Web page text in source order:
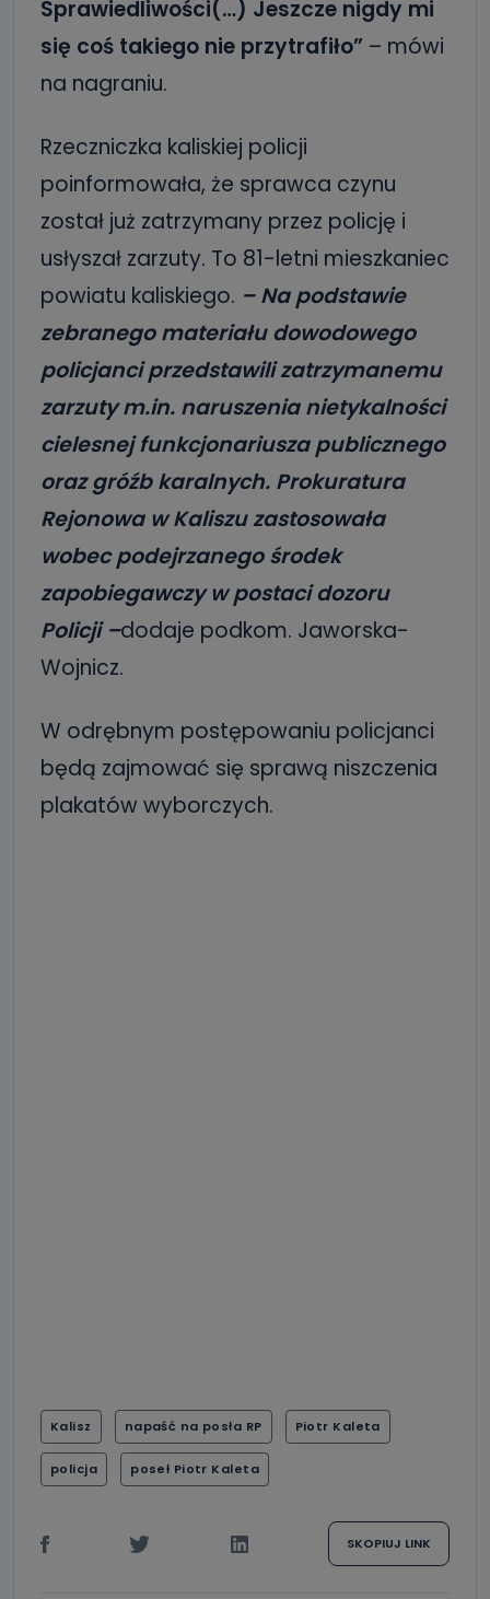
Sprawiedliwości(…) Jeszcze nigdy mi
się coś takiego nie przytrafiło” – mówi
na nagraniu.
Rzeczniczka kaliskiej policji
poinformowała, że sprawca czynu
został już zatrzymany przez policję i
usłyszał zarzuty. To 81-letni mieszkaniec
powiatu kaliskiego. – Na podstawie
zebranego materiału dowodowego
policjanci przedstawili zatrzymanemu
zarzuty m.in. naruszenia nietykalności
cielesnej funkcjonariusza publicznego
oraz gróźb karalnych. Prokuratura
Rejonowa w Kaliszu zastosowała
wobec podejrzanego środek
zapobiegawczy w postaci dozoru
Policji –dodaje podkom. Jaworska-
Wojnicz.
W odrębnym postępowaniu policjanci
będą zajmować się sprawą niszczenia
plakatów wyborczych.
Kalisz napaść na posła RP Piotr Kaleta
policja poseł Piotr Kaleta
SKOPIUJ LINK